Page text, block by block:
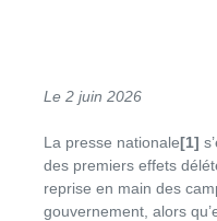
Le 2 juin 2026
La presse nationale[1]
des premiers effets
reprise en main des
gouvernement, alors